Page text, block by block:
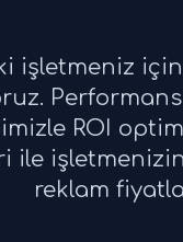
işletmeniz
ROI
ile
reklam